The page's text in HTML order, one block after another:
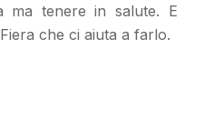
ma tenere in salute. E
che ci aiuta a farlo.